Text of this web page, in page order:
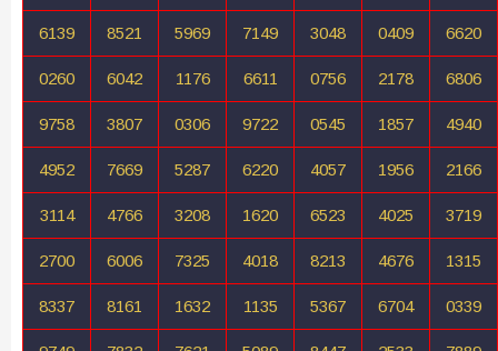
6139 8521 5969 7149 3048 0409 6620
0260 6042 1176 6611 0756 2178 6806
9758 3807 0306 9722 0545 1857 4940
4952 7669 5287 6220 4057 1956 2166
3114 4766 3208 1620 6523 4025 3719
2700 6006 7325 4018 8213 4676 1315
8337 8161 1632 1135 5367 6704 0339